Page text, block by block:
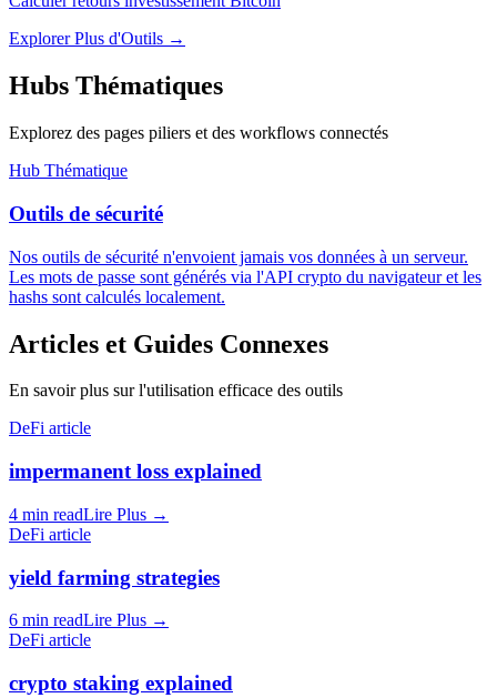
Explorer Plus d'Outils →
Hubs Thématiques
Explorez des pages piliers et des workflows connectés
Hub Thématique
Outils de sécurité
Nos outils de sécurité n'envoient jamais vos données à un serveur.
Les mots de passe sont générés via l'API crypto du navigateur et les
hashs sont calculés localement.
Articles et Guides Connexes
En savoir plus sur l'utilisation efficace des outils
DeFi article
impermanent loss explained
4 min readLire Plus →
DeFi article
yield farming strategies
6 min readLire Plus →
DeFi article
crypto staking explained